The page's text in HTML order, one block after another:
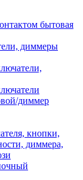
бытовая
диммеры
диммер
кнопки,
диммера,